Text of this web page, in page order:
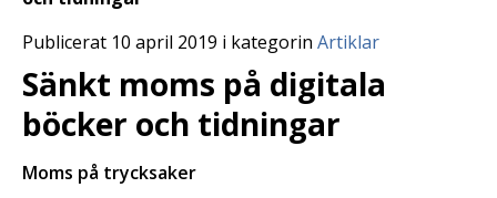
Publicerat 10 april 2019 i kategorin Artiklar
Sänkt moms på digitala
böcker och tidningar
Moms på trycksaker